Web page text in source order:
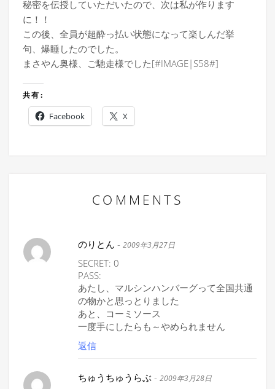
秘密を伝授していただいたので、次は私が作ります
に！！
この後、全員が超酔っ払い状態になって楽しんだ挙
句、爆睡したのでした。
まさやん奥様、ご馳走様でした[#IMAGE|S58#]
共有:
Facebook X
COMMENTS
のりとん - 2009年3月27日
SECRET: 0
PASS:
あたし、マルシンハンバーグって全国共通
の物かと思っとりました
あと、コーミソース
一度手にしたらも～やめられません
返信
ちゅうちゅうらぶ - 2009年3月28日